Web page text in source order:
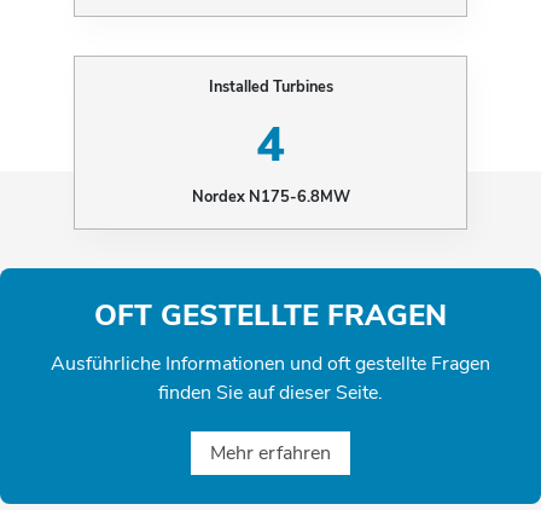
Installed Turbines
4
Nordex N175-6.8MW
OFT GESTELLTE FRAGEN
Ausführliche Informationen und oft gestellte Fragen
finden Sie auf dieser Seite.
Mehr erfahren